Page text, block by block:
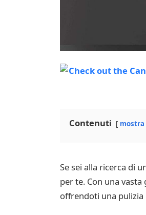
Contenuti mostra
Se sei alla ricerca di
per te. Con una
offrendoti una